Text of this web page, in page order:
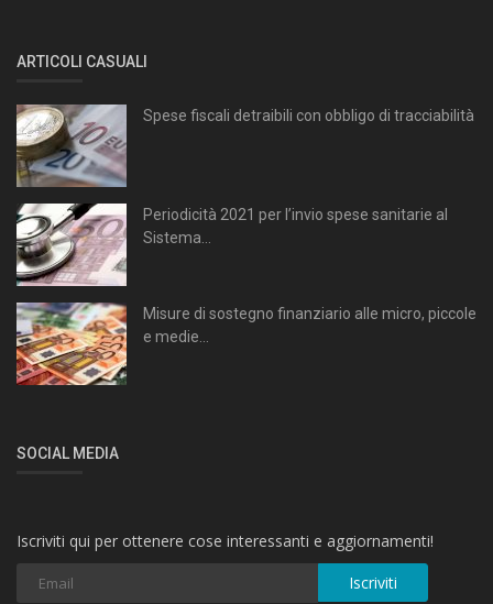
ARTICOLI CASUALI
Spese fiscali detraibili con obbligo di tracciabilità
Periodicità 2021 per l’invio spese sanitarie al
Sistema...
Misure di sostegno finanziario alle micro, piccole
e medie...
SOCIAL MEDIA
Iscriviti qui per ottenere cose interessanti e aggiornamenti!
Iscriviti